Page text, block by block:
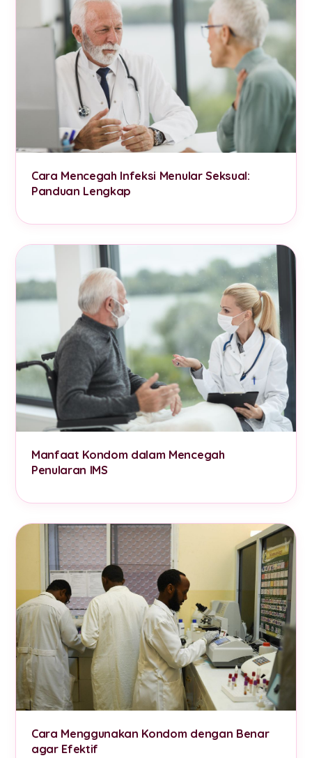
Cara Mencegah Infeksi Menular Seksual:
Panduan Lengkap
Manfaat Kondom dalam Mencegah
Penularan IMS
Cara Menggunakan Kondom dengan Benar
agar Efektif